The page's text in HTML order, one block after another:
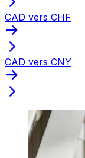
CAD vers CHF
CAD vers CNY